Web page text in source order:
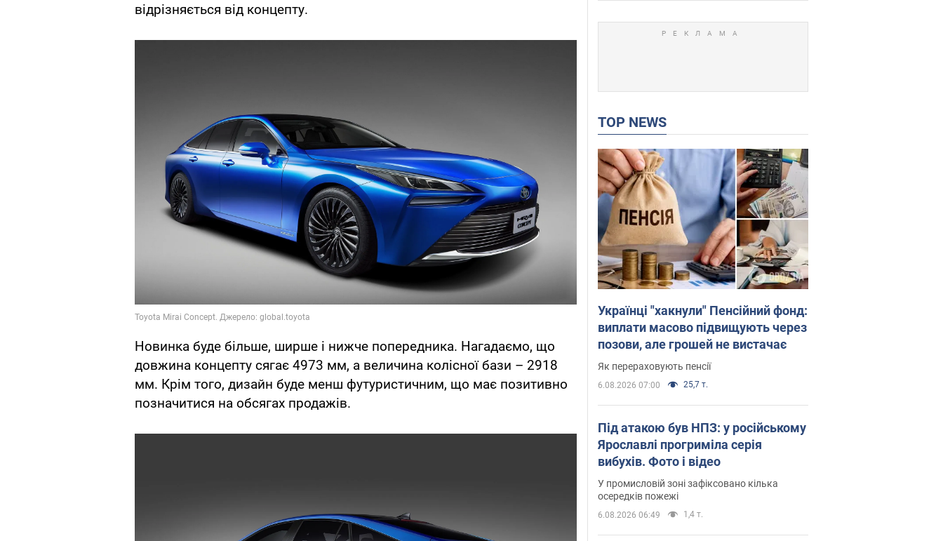
відрізняється від концепту.
Новинка буде більше, ширше і нижче попередника. Нагадаємо, що
довжина концепту сягає 4973 мм, а величина колісної бази – 2918
мм. Крім того, дизайн буде менш футуристичним, що має позитивно
позначитися на обсягах продажів.
TOP NEWS
Українці "хакнули" Пенсійний фонд:
виплати масово підвищують через
позови, але грошей не вистачає
Як перераховують пенсії
6.08.2026 07:00 25,7 т.
Під атакою був НПЗ: у російському
Ярославлі прогриміла серія
вибухів. Фото і відео
У промисловій зоні зафіксовано кілька
осередків пожежі
6.08.2026 06:49 1,4 т.